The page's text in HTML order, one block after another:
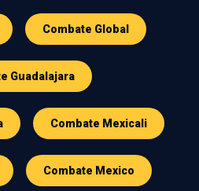
Combate Global
Guadalajara
Combate Mexicali
Combate Mexico